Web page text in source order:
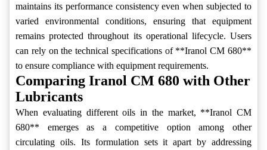
maintains its performance consistency even when subjected to
varied environmental conditions, ensuring that equipment
remains protected throughout its operational lifecycle. Users
can rely on the technical specifications of **Iranol CM 680**
to ensure compliance with equipment requirements.
Comparing Iranol CM 680 with Other
Lubricants
When evaluating different oils in the market, **Iranol CM
680** emerges as a competitive option among other
circulating oils. Its formulation sets it apart by addressing